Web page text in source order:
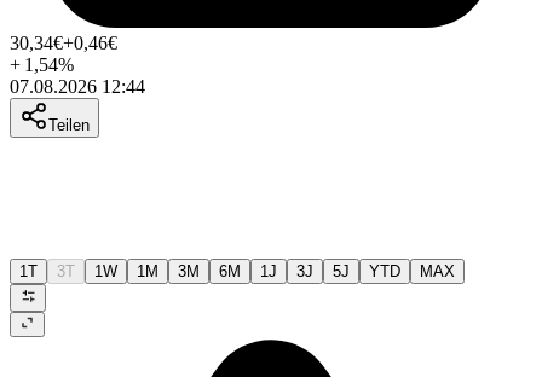
30,34€+0,46€
+ 1,54%
07.08.2026 12:44
Teilen
1T 3T 1W 1M 3M 6M 1J 3J 5J YTD MAX